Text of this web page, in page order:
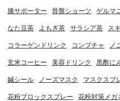
膝サポーター 骨盤ショーツ ゲルマ
なた豆茶 よもぎ茶 サラシア茶 ス
コラーゲンドリンク コンブチャ ノ
玄米コーヒー 美容ドリンク 黒酢に
鍼シール ノーズマスク マスクスプ
花粉ブロックスプレー 花粉対策メガ